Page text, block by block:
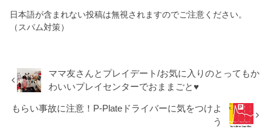
日本語が含まれない投稿は無視されますのでご注意ください。
（スパム対策）
ママ友さんとプレイデート/お気に入りのとってもか
わいいプレイセンターでおままごと♥
もらい事故に注意！P-Plateドライバーに気をつけよ
う